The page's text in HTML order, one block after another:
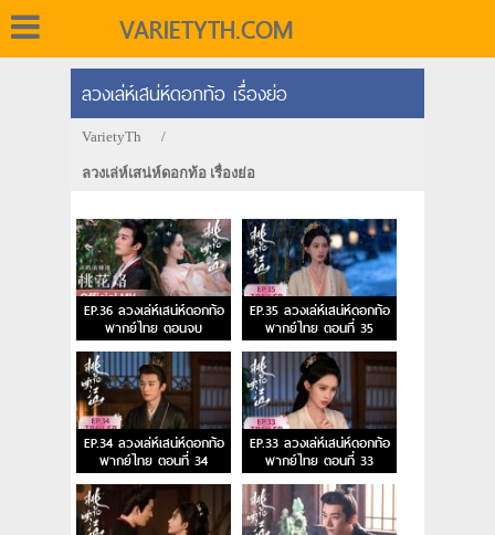
VARIETYTH.COM
ลวงเล่ห์เสน่ห์ดอกท้อ เรื่องย่อ
VarietyTh /
ลวงเล่ห์เสน่ห์ดอกท้อ เรื่องย่อ
EP.36 ลวงเล่ห์เสน่ห์ดอกท้อ
พากย์ไทย ตอนจบ
EP.35 ลวงเล่ห์เสน่ห์ดอกท้อ
พากย์ไทย ตอนที่ 35
EP.34 ลวงเล่ห์เสน่ห์ดอกท้อ
พากย์ไทย ตอนที่ 34
EP.33 ลวงเล่ห์เสน่ห์ดอกท้อ
พากย์ไทย ตอนที่ 33